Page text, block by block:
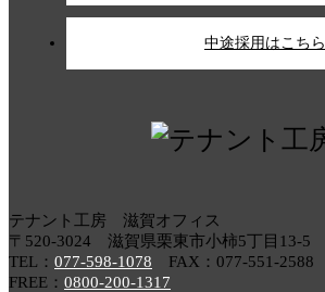
中途採用はこちら
テナント工房 滋賀オフィス
〒520-3024 滋賀県栗東市小柿5丁目13-5
TEL： 077-598-1078 FAX：077-551-2588
FREE： 0800-200-1317